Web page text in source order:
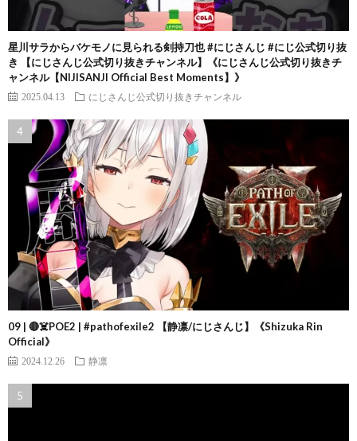
星川サラからバケモノに見られる剣持刀也 #にじさんじ #にじ公式切り抜
き 【にじさんじ公式切り抜きチャンネル】《にじさんじ公式切り抜きチ
ャンネル【NIJISANJI Official Best Moments】》
2025.04.13 にじさんじ公式切り抜きチャンネル
09 | 🔴☠️POE2 | #pathofexile2 【静凛/にじさんじ】《Shizuka Rin
Official》
2024.12.26 静凛